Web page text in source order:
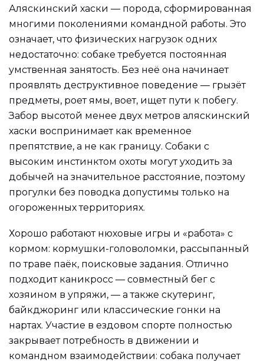
Аляскинский хаски — порода, сформированная
многими поколениями командной работы. Это
означает, что физических нагрузок одних
недостаточно: собаке требуется постоянная
умственная занятость. Без неё она начинает
проявлять деструктивное поведение — грызёт
предметы, роет ямы, воет, ищет пути к побегу.
Забор высотой менее двух метров аляскинский
хаски воспринимает как временное
препятствие, а не как границу. Собаки с
высоким инстинктом охоты могут уходить за
добычей на значительное расстояние, поэтому
прогулки без поводка допустимы только на
огороженных территориях.
Хорошо работают нюховые игры и «работа» с
кормом: кормушки-головоломки, рассыпанный
по траве паёк, поисковые задания. Отлично
подходит каникросс — совместный бег с
хозяином в упряжи, — а также скутеринг,
байкджоринг или классические гонки на
нартах. Участие в ездовом спорте полностью
закрывает потребность в движении и
командном взаимодействии: собака получает